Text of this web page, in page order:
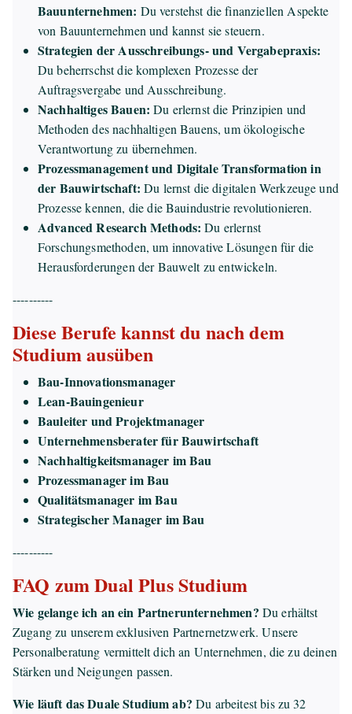
Bauunternehmen: Du verstehst die finanziellen Aspekte
von Bauunternehmen und kannst sie steuern.
Strategien der Ausschreibungs- und Vergabepraxis:
Du beherrschst die komplexen Prozesse der
Auftragsvergabe und Ausschreibung.
Nachhaltiges Bauen: Du erlernst die Prinzipien und
Methoden des nachhaltigen Bauens, um ökologische
Verantwortung zu übernehmen.
Prozessmanagement und Digitale Transformation in
der Bauwirtschaft: Du lernst die digitalen Werkzeuge und
Prozesse kennen, die die Bauindustrie revolutionieren.
Advanced Research Methods: Du erlernst
Forschungsmethoden, um innovative Lösungen für die
Herausforderungen der Bauwelt zu entwickeln.
----------
Diese Berufe kannst du nach dem
Studium ausüben
Bau-Innovationsmanager
Lean-Bauingenieur
Bauleiter und Projektmanager
Unternehmensberater für Bauwirtschaft
Nachhaltigkeitsmanager im Bau
Prozessmanager im Bau
Qualitätsmanager im Bau
Strategischer Manager im Bau
----------
FAQ zum Dual Plus Studium
Wie gelange ich an ein Partnerunternehmen? Du erhältst
Zugang zu unserem exklusiven Partnernetzwerk. Unsere
Personalberatung vermittelt dich an Unternehmen, die zu deinen
Stärken und Neigungen passen.
Wie läuft das Duale Studium ab?Du arbeitest bis zu 32